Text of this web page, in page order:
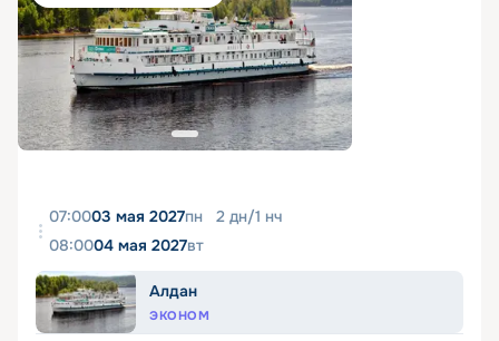
07:0003 мая 2027пн 2 дн/1 нч
08:0004 мая 2027вт
Алдан
ЭКОНОМ